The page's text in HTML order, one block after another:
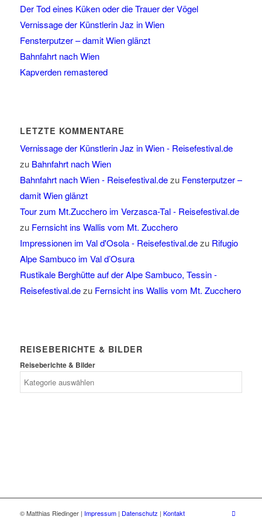
Der Tod eines Küken oder die Trauer der Vögel
Vernissage der Künstlerin Jaz in Wien
Fensterputzer – damit Wien glänzt
Bahnfahrt nach Wien
Kapverden remastered
LETZTE KOMMENTARE
Vernissage der Künstlerin Jaz in Wien - Reisefestival.de
zu Bahnfahrt nach Wien
Bahnfahrt nach Wien - Reisefestival.dezu Fensterputzer –
damit Wien glänzt
Tour zum Mt.Zucchero im Verzasca-Tal - Reisefestival.de
zu Fernsicht ins Wallis vom Mt. Zucchero
Impressionen im Val d'Osola - Reisefestival.dezu Rifugio
Alpe Sambuco im Val d’Osura
Rustikale Berghütte auf der Alpe Sambuco, Tessin -
Reisefestival.dezu Fernsicht ins Wallis vom Mt. Zucchero
REISEBERICHTE & BILDER
Reiseberichte & Bilder
© Matthias Riedinger | Impressum| Datenschutz | Kontakt